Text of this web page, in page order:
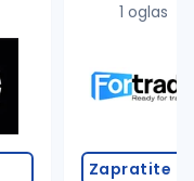
1 oglas
Zapratite